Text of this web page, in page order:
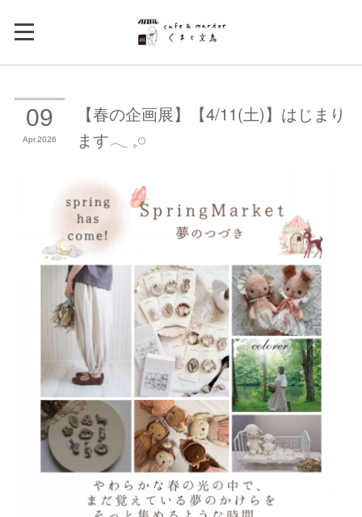
09
Apr 2026
【春の企画展】【4/11(土)】はじまり
ます𓂃 𓈒𓏸